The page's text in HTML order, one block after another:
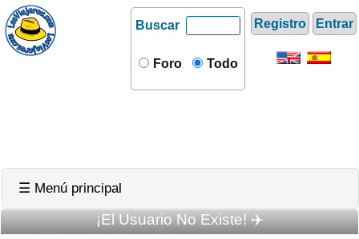
Registro Entrar
Buscar
Foro Todo
☰ Menú principal
¡El Usuario No Existe! ✈️